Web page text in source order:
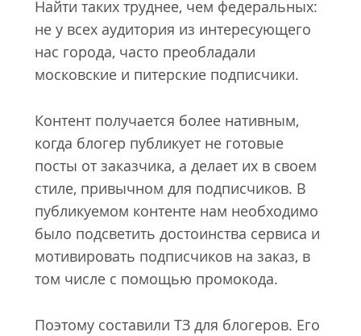
Найти таких труднее, чем федеральных:
не у всех аудитория из интересующего
нас города, часто преобладали
московские и питерские подписчики.
Контент получается более нативным,
когда блогер публикует не готовые
посты от заказчика, а делает их в своем
стиле, привычном для подписчиков. В
публикуемом контенте нам необходимо
было подсветить достоинства сервиса и
мотивировать подписчиков на заказ, в
том числе с помощью промокода.
Поэтому составили ТЗ для блогеров. Его